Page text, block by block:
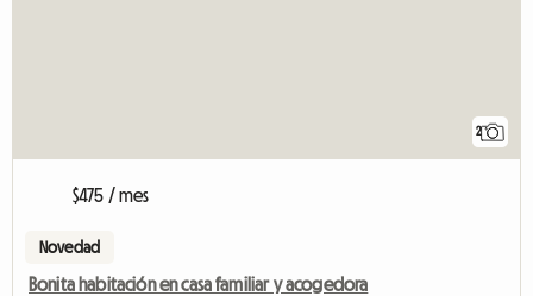
2
$475 / mes
Novedad
Bonita habitación en casa familiar y acogedora